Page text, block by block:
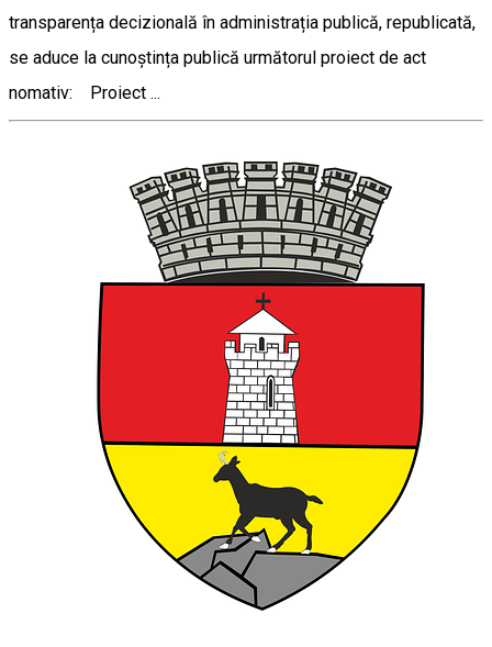
transparența decizională în administrația publică, republicată,
se aduce la cunoștința publică următorul proiect de act
nomativ: Proiect ...